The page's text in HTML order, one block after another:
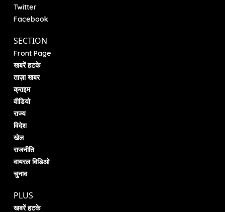
Twitter
Facebook
SECTION
Front Page
खबरें हटके
ताज़ा खबर
क्राइम
वीडियो
राज्य
विदेश
खेल
राजनीति
वायरल विडिओ
चुनाव
PLUS
खबरें हटके